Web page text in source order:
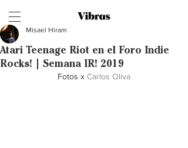
Atari Teenage Riot en el Foro Indie
Rocks! | Semana IR! 2019
Misael Hiram
Fotos x Carlos Oliva